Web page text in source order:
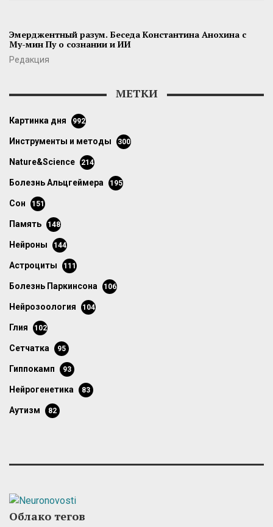
Эмерджентный разум. Беседа Константина Анохина с
Му-мин Пу о сознании и ИИ
Редакция
МЕТКИ
картинка дня 992
инструменты и методы 300
Nature&Science 214
болезнь Альцгеймера 195
сон 151
память 148
нейроны 144
астроциты 111
болезнь Паркинсона 106
нейрозоология 104
глия 102
сетчатка 95
гиппокамп 93
нейрогенетика 83
аутизм 82
Облако тегов